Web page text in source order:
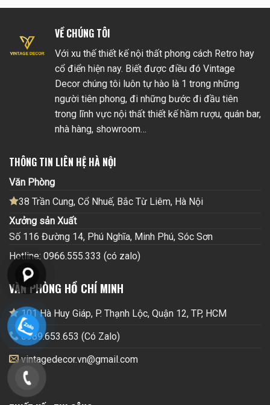
VỀ CHÚNG TÔI
Với xu thế thiết kế nội thất phong cách Retro hay
cổ điển hiện nay. Biết được điều đó Vintage
Decor chúng tôi luôn tự hào là 1 trong những
người tiên phong, đi những bước đi đầu tiên
trong lĩnh vực nội thất thiết kế hầm rượu, quán bar,
nhà hàng, showroom…
THÔNG TIN LIÊN HỆ HÀ NỘI
Văn Phòng
38 Trần Cung, Cổ Nhuế, Bắc Từ Liêm, Hà Nội
Xưởng sản Xuất
Số 116 Đường 14, Phú Nghĩa, Minh Phú, Sóc Sơn
Hotline: 0966.555.333 (có zalo)
VĂN PHÒNG HỒ CHÍ MINH
101 Hà Huy Giáp, P. Thạnh Lộc, Quận 12, TP, HCM
0989.653.653 (Có Zalo)
vintagedecor.vn@gmail.com